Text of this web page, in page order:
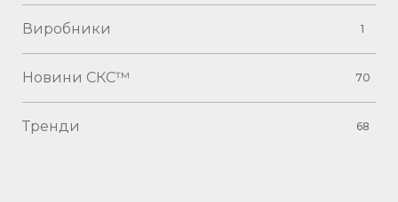
Виробники 1
Новини СКС™ 70
Тренди 68